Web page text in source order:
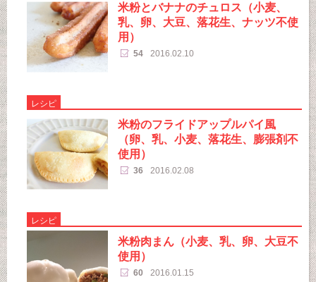
米粉とバナナのチュロス（小麦、
乳、卵、大豆、落花生、ナッツ不使
用）
54 2016.02.10
レシピ
米粉のフライドアップルパイ風
（卵、乳、小麦、落花生、膨張剤不
使用）
36 2016.02.08
レシピ
米粉肉まん（小麦、乳、卵、大豆不
使用）
60 2016.01.15